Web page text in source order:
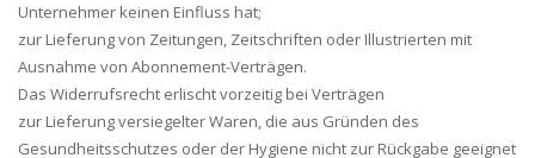
Unternehmer keinen Einfluss hat;
zur Lieferung von Zeitungen, Zeitschriften oder Illustrierten mit
Ausnahme von Abonnement-Verträgen.
Das Widerrufsrecht erlischt vorzeitig bei Verträgen
zur Lieferung versiegelter Waren, die aus Gründen des
Gesundheitsschutzes oder der Hygiene nicht zur Rückgabe geeignet